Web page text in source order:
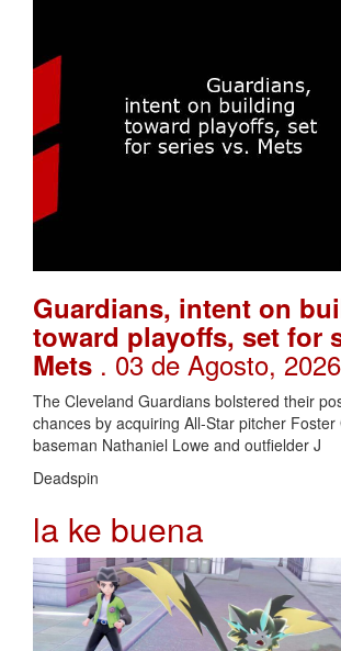
Guardians, intent on
toward playoffs, set for
Mets . 03 de Agosto,
The Cleveland Guardians bolstered their
chances by acquiring All-Star pitcher Foster
baseman Nathaniel Lowe and outfielder J
Deadspin
la ke buena